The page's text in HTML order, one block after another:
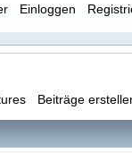
Einloggen
Beiträge